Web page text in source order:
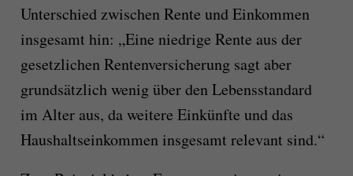
Unterschied zwischen Rente und Einkommen
insgesamt hin: „Eine niedrige Rente aus der
gesetzlichen Rentenversicherung sagt aber
grundsätzlich wenig über den Lebensstandard
im Alter aus, da weitere Einkünfte und das
Haushaltseinkommen insgesamt relevant sind.“